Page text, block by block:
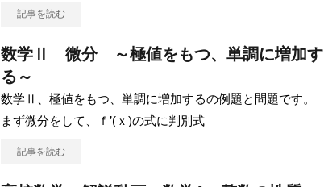
記事を読む
数学Ⅱ 微分 ～極値をもつ、単調に増加す
る～
数学Ⅱ、極値をもつ、単調に増加するの例題と問題です。
まず微分をして、ｆ’(ｘ)の式に判別式
記事を読む